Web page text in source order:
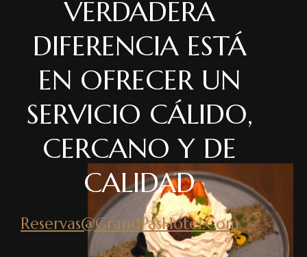
VERDADERA
DIFERENCIA ESTÁ
EN OFRECER UN
SERVICIO CÁLIDO,
CERCANO Y DE
CALIDAD
Reservas@GrandPasHotel.Com